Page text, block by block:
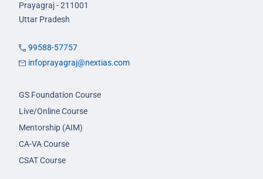
Prayagraj - 211001
Uttar Pradesh
99588-57757
infoprayagraj@nextias.com
GS Foundation Course
Live/Online Course
Mentorship (AIM)
CA-VA Course
CSAT Course